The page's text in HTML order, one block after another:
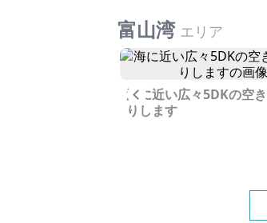
富山湾 エリア
Previous
海に近い広々5DKの空
りします